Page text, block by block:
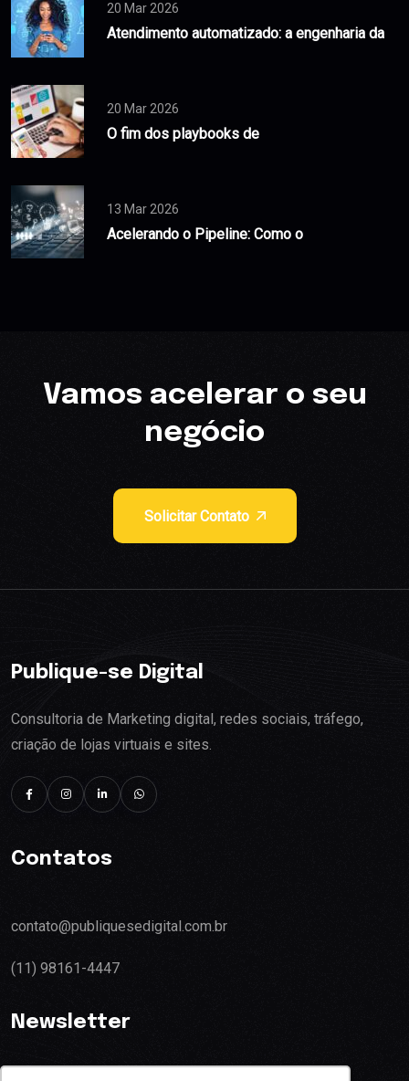
20 Mar 2026
Atendimento automatizado: a engenharia da
20 Mar 2026
O fim dos playbooks de
13 Mar 2026
Acelerando o Pipeline: Como o
Vamos acelerar o seu
negócio
Solicitar Contato
Publique-se Digital
Consultoria de Marketing digital, redes sociais, tráfego,
criação de lojas virtuais e sites.
Contatos
contato@publiquesedigital.com.br
(11) 98161-4447
Newsletter